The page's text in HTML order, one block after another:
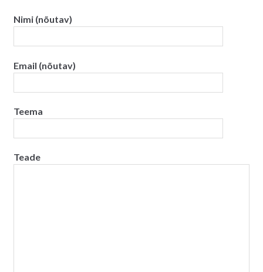
Nimi (nõutav)
Email (nõutav)
Teema
Teade